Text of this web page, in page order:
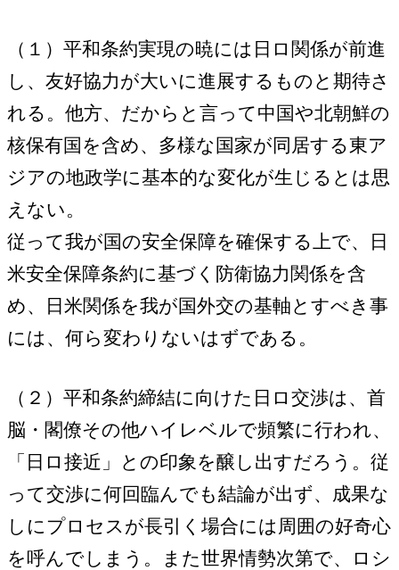
（１）平和条約実現の暁には日ロ関係が前進
し、友好協力が大いに進展するものと期待さ
れる。他方、だからと言って中国や北朝鮮の
核保有国を含め、多様な国家が同居する東ア
ジアの地政学に基本的な変化が生じるとは思
えない。
従って我が国の安全保障を確保する上で、日
米安全保障条約に基づく防衛協力関係を含
め、日米関係を我が国外交の基軸とすべき事
には、何ら変わりないはずである。
（２）平和条約締結に向けた日ロ交渉は、首
脳・閣僚その他ハイレベルで頻繁に行われ、
「日ロ接近」との印象を醸し出すだろう。従
って交渉に何回臨んでも結論が出ず、成果な
しにプロセスが長引く場合には周囲の好奇心
を呼んでしまう。また世界情勢次第で、ロシ